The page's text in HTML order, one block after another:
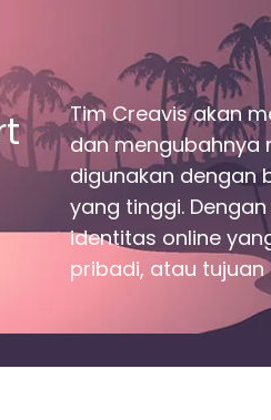
Tim Creavis akan
dan mengubahnya
digunakan dengan
yang tinggi.
identitas online
pribadi, atau tujuan